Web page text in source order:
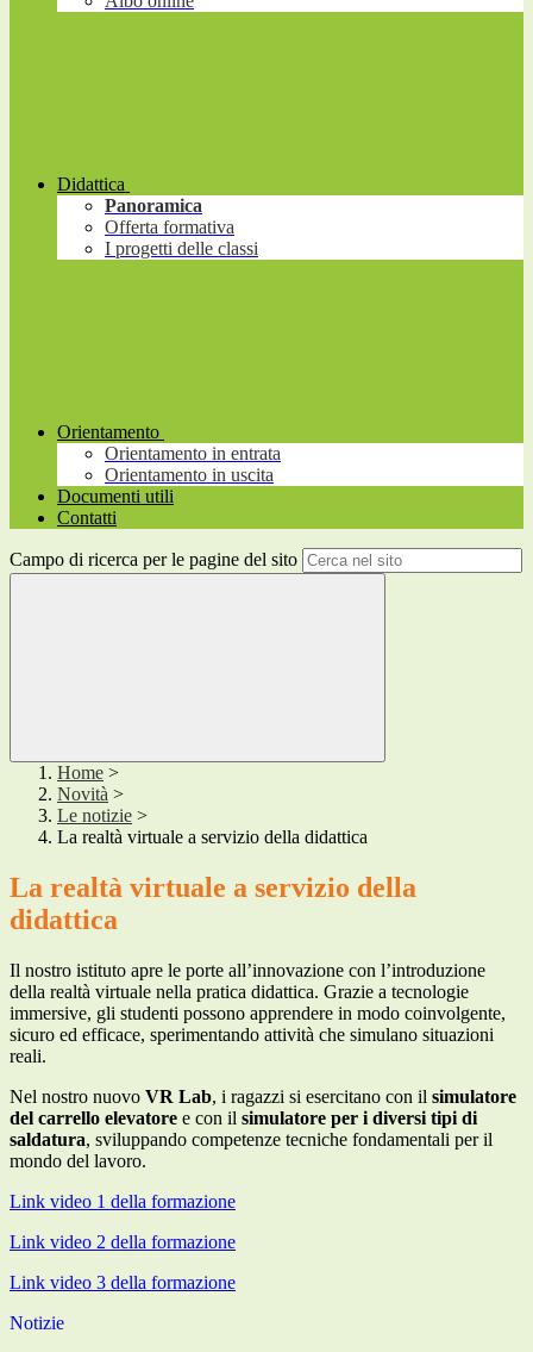
Didattica
Panoramica
Offerta formativa
I progetti delle classi
Orientamento
Orientamento in entrata
Orientamento in uscita
Documenti utili
Contatti
Campo di ricerca per le pagine del sito
Home >
Novità >
Le notizie >
La realtà virtuale a servizio della didattica
La realtà virtuale a servizio della
didattica
Il nostro istituto apre le porte all’innovazione con l’introduzione
della realtà virtuale nella pratica didattica. Grazie a tecnologie
immersive, gli studenti possono apprendere in modo coinvolgente,
sicuro ed efficace, sperimentando attività che simulano situazioni
reali.
Nel nostro nuovo VR Lab, i ragazzi si esercitano con il simulatore
del carrello elevatore e con il simulatore per i diversi tipi di
saldatura, sviluppando competenze tecniche fondamentali per il
mondo del lavoro.
Link video 1 della formazione
Link video 2 della formazione
Link video 3 della formazione
Notizie